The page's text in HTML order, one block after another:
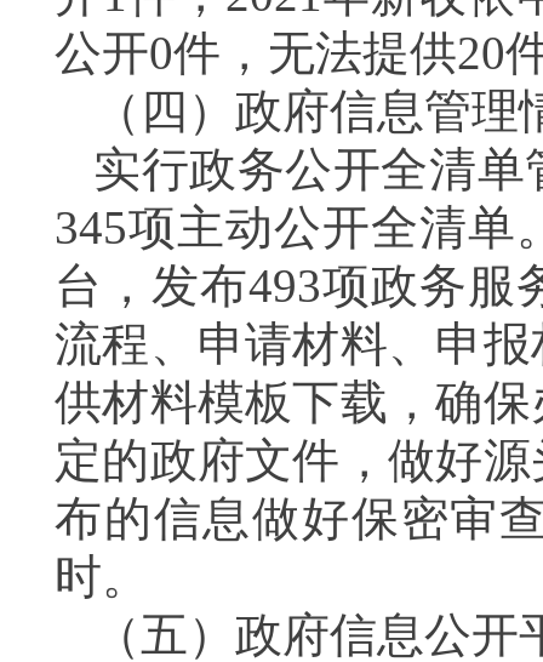
公开0件，无法提供20
（四） 政府信息管理
实行政务公开全清
345项主动公开全清单
台， 发布493项政务服
流程、申请材料、申
供材料模板下载，确
定的政府文件，做好
布的信息做好保密审
时。
（五） 政府信息公开